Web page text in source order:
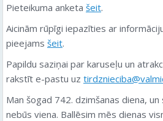
Pieteikuma anketa šeit.
Aicinām rūpīgi iepazīties ar
pieejams šeit.
Papildu saziņai par karuseļu un
rakstīt e-pastu uz
Man šogad 742. dzimšanas diena,
nebūs viena. Ballēsim mēs dienas